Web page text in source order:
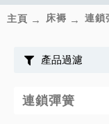
主頁 床褥 連鎖
產品過濾
連鎖彈簧